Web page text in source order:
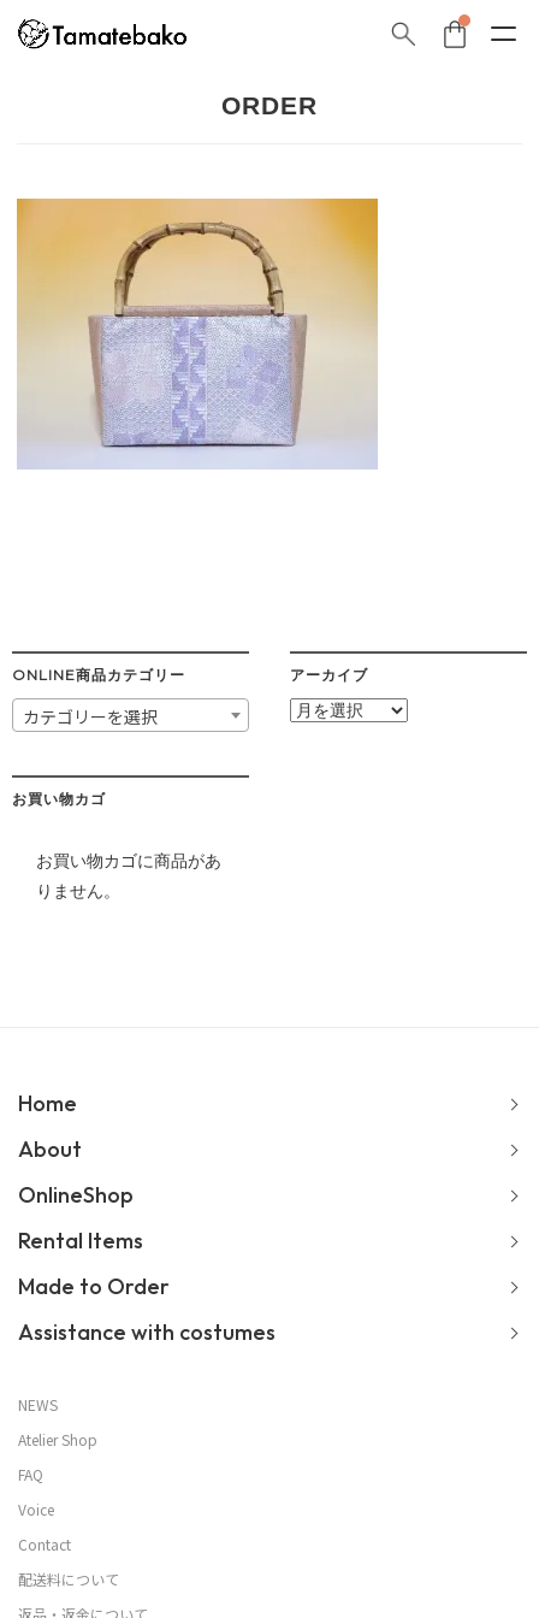
ORDER
ONLINE商品カテゴリー
カテゴリーを選択
アーカイブ
ア
お買い物カゴ
お買い物カゴに商品があ
りません。
Home
About
OnlineShop
Rental Items
Made to Order
Assistance with costumes
NEWS
Atelier Shop
FAQ
Voice
Contact
配送料について
返品・返金について